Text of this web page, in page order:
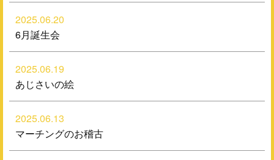
2025.06.20
6月誕生会
2025.06.19
あじさいの絵
2025.06.13
マーチングのお稽古